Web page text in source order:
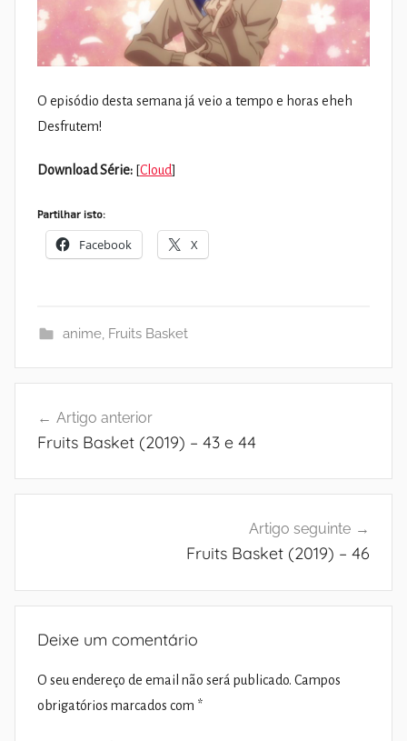
O episódio desta semana já veio a tempo e horas eheh
Desfrutem!
Download Série: [Cloud]
Partilhar isto:
Facebook X
anime, Fruits Basket
de
Artigo anterior
Fruits Basket (2019) – 43 e 44
Artigo seguinte
Fruits Basket (2019) – 46
Deixe um comentário
O seu endereço de email não será publicado. Campos
obrigatórios marcados com *